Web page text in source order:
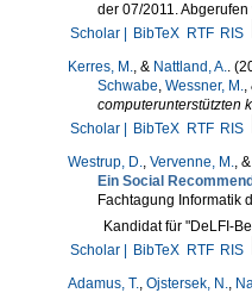
der 07/2011. Abgerufen
Scholar |
BibTeX RTF RIS
Kerres, M., & Nattland, A..
Schwabe, Wessner, M.,
computerunterstützten
Scholar |
BibTeX RTF RIS
Westrup, D., Vervenne, M., &
Ein Social
Fachtagung Informatik
Kandidat für "DeLFI-
Scholar |
BibTeX RTF RIS
Adamus, T., Ojstersek, N.,